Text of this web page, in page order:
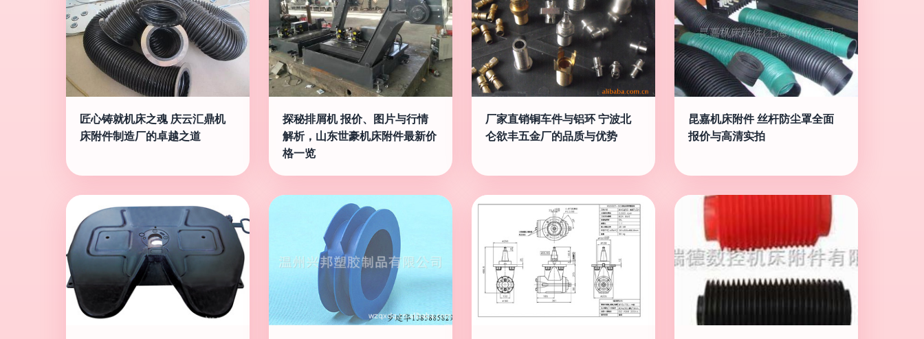
匠心铸就机床之魂 庆云汇鼎机
床附件制造厂的卓越之道
探秘排屑机 报价、图片与行情
解析，山东世豪机床附件最新价
格一览
厂家直销铜车件与铝环 宁波北
仑欲丰五金厂的品质与优势
昆嘉机床附件 丝杆防尘罩全面
报价与高清实拍